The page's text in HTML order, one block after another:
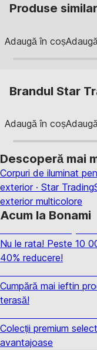
Produse
Adaugă în coș
Brandul Star
Adaugă în coș
Descoperă mai
Corpuri de iluminat
exterior · Star Trading
exterior multicolore
Acum la Bonami
Nu le rata! Peste 10
40% reducere!
Cumpără mai ieftin
terasă!
Colecții premium
avantajoase